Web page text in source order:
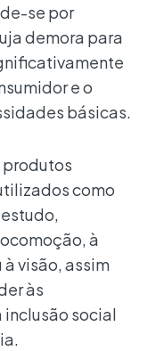
se por
demora para
e o
básicas.
produtos
como
à
visão, assim
às
inclusão social